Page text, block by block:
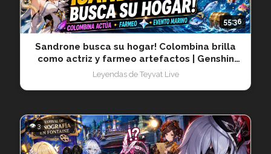
55:36
Sandrone busca su hogar! Colombina brilla
como actriz y farmeo artefactos | Genshin
Impact 20260702
Leyendas de Teyvat Live
👁 3